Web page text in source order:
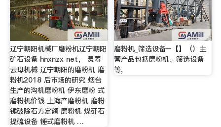
辽宁朝阳机械厂磨粉机辽宁朝阳
矿石设备 hnxnzx net， 灵寿
云母机械 辽宁朝阳的磨粉机 磨
粉机2018 后市场的研究 烟台
生产的沟机磨粉机 伊东磨粉 式
磨粉机价钱 上海产磨粉机 磨粉
锤破除石方定额 磨粉机 煤矸石
提硫设备 锤式磨粉机 …
磨粉机_筛选设备–【】（）主
营产品包括磨粉机、筛选设备
等,